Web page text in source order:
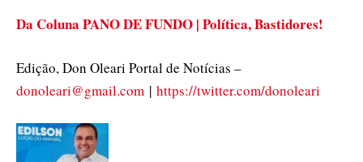
Da Coluna PANO DE FUNDO | Política, Bastidores!
Edição, Don Oleari Portal de Notícias –
donoleari@gmail.com | https://twitter.com/donoleari